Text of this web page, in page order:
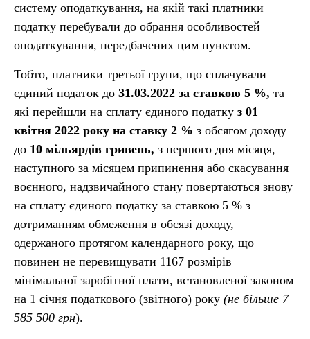
систему оподаткування, на якій такі платники
податку перебували до обрання особливостей
оподаткування, передбачених цим пунктом.
Тобто, платники третьої групи, що сплачували
єдиний податок до 31.03.2022 за ставкою 5 %, та
які перейшли на сплату єдиного податку з 01
квітня 2022 року на ставку 2 % з обсягом доходу
до 10 мільярдів гривень, з першого дня місяця,
наступного за місяцем припинення або скасування
воєнного, надзвичайного стану повертаються знову
на сплату єдиного податку за ставкою 5 % з
дотриманням обмеження в обсязі доходу,
одержаного протягом календарного року, що
повинен не перевищувати 1167 розмірів
мінімальної заробітної плати, встановленої законом
на 1 січня податкового (звітного) року (не більше 7
585 500 грн).